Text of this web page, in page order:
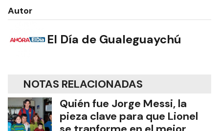
Autor
El Día de Gualeguaychú
NOTAS RELACIONADAS
Quién fue Jorge Messi, la
pieza clave para que Lionel